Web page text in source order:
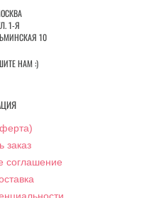
1-Я
10
НАМ :)
заказ
соглашение